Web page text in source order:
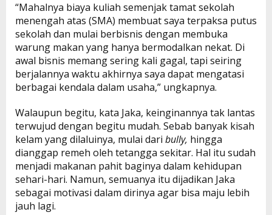
“Mahalnya biaya kuliah semenjak tamat sekolah
menengah atas (SMA) membuat saya terpaksa putus
sekolah dan mulai berbisnis dengan membuka
warung makan yang hanya bermodalkan nekat. Di
awal bisnis memang sering kali gagal, tapi seiring
berjalannya waktu akhirnya saya dapat mengatasi
berbagai kendala dalam usaha,” ungkapnya.
Walaupun begitu, kata Jaka, keinginannya tak lantas
terwujud dengan begitu mudah. Sebab banyak kisah
kelam yang dilaluinya, mulai dari bully, hingga
dianggap remeh oleh tetangga sekitar. Hal itu sudah
menjadi makanan pahit baginya dalam kehidupan
sehari-hari. Namun, semuanya itu dijadikan Jaka
sebagai motivasi dalam dirinya agar bisa maju lebih
jauh lagi.